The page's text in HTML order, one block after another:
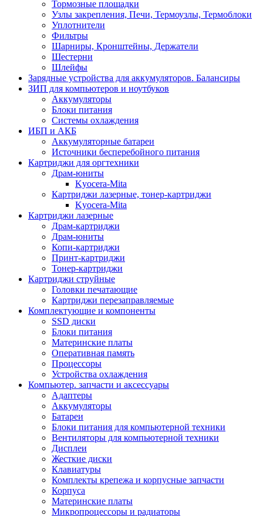
Тормозные площадки
Узлы закрепления, Печи, Термоузлы, Термоблоки
Уплотнители
Фильтры
Шарниры, Кронштейны, Держатели
Шестерни
Шлейфы
Зарядные устройства для аккумуляторов. Балансиры
ЗИП для компьютеров и ноутбуков
Аккумуляторы
Блоки питания
Системы охлаждения
ИБП и АКБ
Аккумуляторные батареи
Источники бесперебойного питания
Картриджи для оргтехники
Драм-юниты
Kyocera-Mita
Картриджи лазерные, тонер-картриджи
Kyocera-Mita
Картриджи лазерные
Драм-картриджи
Драм-юниты
Копи-картриджи
Принт-картриджи
Тонер-картриджи
Картриджи струйные
Головки печатающие
Картриджи перезаправляемые
Комплектующие и компоненты
SSD диски
Блоки питания
Материнские платы
Оперативная память
Процессоры
Устройства охлаждения
Компьютер. запчасти и аксессуары
Адаптеры
Аккумуляторы
Батареи
Блоки питания для компьютерной техники
Вентиляторы для компьютерной техники
Дисплеи
Жесткие диски
Клавиатуры
Комплекты крепежа и корпусные запчасти
Корпуса
Материнские платы
Микропроцессоры и радиаторы